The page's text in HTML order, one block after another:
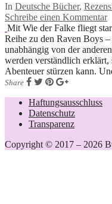
In Deutsche Bücher,
Schreibe einen Kommentar
Mit Wie der Falke fliegt
Reihe zu den Raven Boys
unabhängig von der
werden verständlich erklärt,
Abenteuer stürzen kann.
Share
Haftungsausschluss
Datenschutz
Transparenz
Copyright © 2017 – 2026